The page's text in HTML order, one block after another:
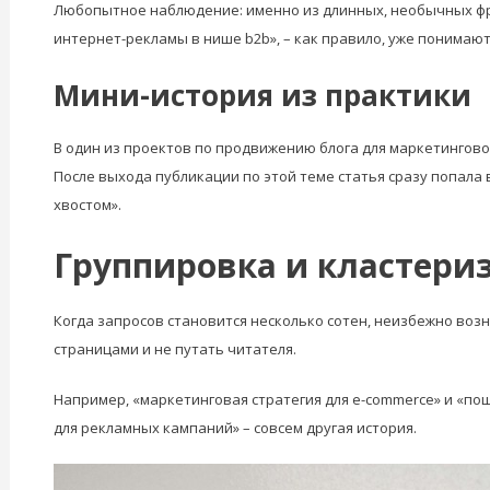
Любопытное наблюдение: именно из длинных, необычных
интернет-рекламы в нише b2b», – как правило, уже
Мини-история из практики
В один из проектов по продвижению блога для
После выхода публикации по этой теме статья сразу
хвостом».
Группировка и
Когда запросов становится несколько сотен, неизбежно
страницами и не путать читателя.
Например, «маркетинговая стратегия для e-commerce» и
для рекламных кампаний» – совсем другая история.